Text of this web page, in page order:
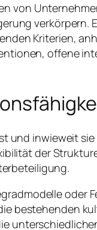
von
verkörpern.
Kriterien,
offene
und inwieweit
der
oder
bestehenden